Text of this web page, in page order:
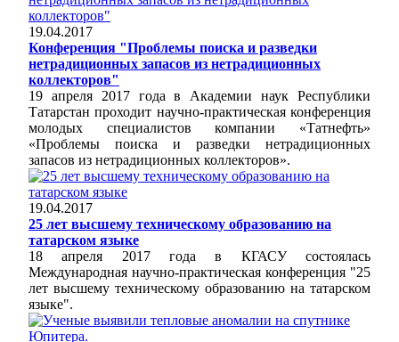
19.04.2017
Конференция "Проблемы поиска и разведки
нетрадиционных запасов из нетрадиционных
коллекторов"
19 апреля 2017 года в Академии наук Республики
Татарстан проходит научно-практическая конференция
молодых специалистов компании «Татнефть»
«Проблемы поиска и разведки нетрадиционных
запасов из нетрадиционных коллекторов».
19.04.2017
25 лет высшему техническому образованию на
татарском языке
18 апреля 2017 года в КГАСУ состоялась
Международная научно-практическая конференция "25
лет высшему техническому образованию на татарском
языке".